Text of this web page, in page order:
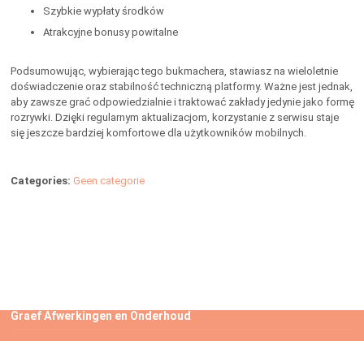
Szybkie wypłaty środków
Atrakcyjne bonusy powitalne
Podsumowując, wybierając tego bukmachera, stawiasz na wieloletnie
doświadczenie oraz stabilność techniczną platformy. Ważne jest jednak,
aby zawsze grać odpowiedzialnie i traktować zakłady jedynie jako formę
rozrywki. Dzięki regularnym aktualizacjom, korzystanie z serwisu staje
się jeszcze bardziej komfortowe dla użytkowników mobilnych.
Categories: Geen categorie
Graef Afwerkingen en Onderhoud